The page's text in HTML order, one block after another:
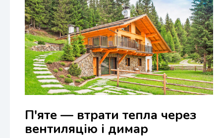
П'яте — втрати тепла через
вентиляцію і димар